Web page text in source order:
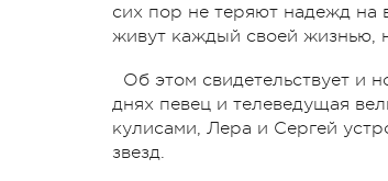
сих пор не теряют надежд на
живут каждый своей жизнью,
Об этом свидетельствует и
днях певец и телеведущая
кулисами, Лера и Сергей
звезд.